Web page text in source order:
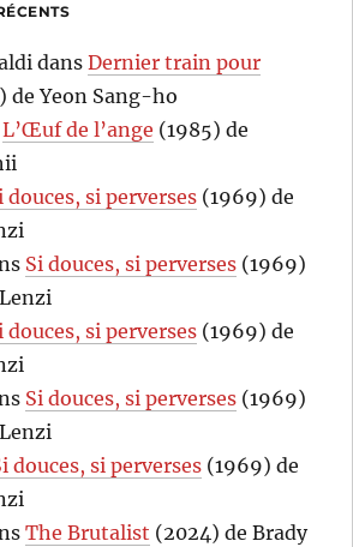
dansDernier train pour
de Yeon Sang-ho
L’Œuf de l’ange (1985) de
douces, si perverses (1969) de
Si douces, si perverses (1969)
douces, si perverses (1969) de
Si douces, si perverses (1969)
douces, si perverses (1969) de
The Brutalist (2024) de Brady